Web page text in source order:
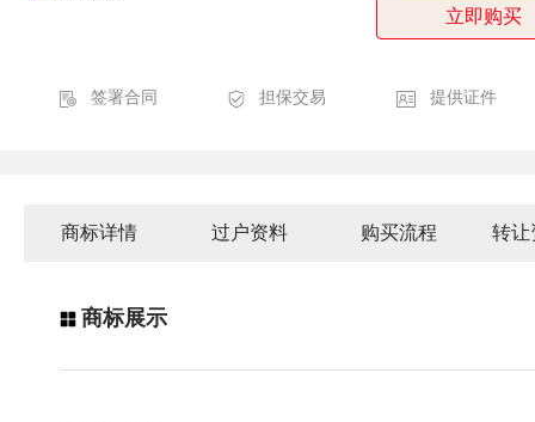
立即购买
签署合同 担保交易 提供证件
商标详情 过户资料 购买流程 转让
商标展示